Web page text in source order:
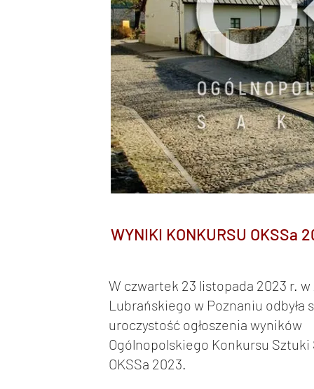
WYNIKI KONKURSU OKSSa
W czwartek 23 listopada 2023 r.
Lubrańskiego w Poznaniu odbyła
uroczystość ogłoszenia wyników
Ogólnopolskiego Konkursu Sztuki
OKSSa 2023.